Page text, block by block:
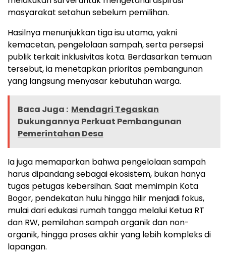
masyarakat setahun sebelum pemilihan.
Hasilnya menunjukkan tiga isu utama, yakni
kemacetan, pengelolaan sampah, serta persepsi
publik terkait inklusivitas kota. Berdasarkan temuan
tersebut, ia menetapkan prioritas pembangunan
yang langsung menyasar kebutuhan warga.
Baca Juga : Mendagri Tegaskan
Dukungannya Perkuat Pembangunan
Pemerintahan Desa
Ia juga memaparkan bahwa pengelolaan sampah
harus dipandang sebagai ekosistem, bukan hanya
tugas petugas kebersihan. Saat memimpin Kota
Bogor, pendekatan hulu hingga hilir menjadi fokus,
mulai dari edukasi rumah tangga melalui Ketua RT
dan RW, pemilahan sampah organik dan non-
organik, hingga proses akhir yang lebih kompleks di
lapangan.